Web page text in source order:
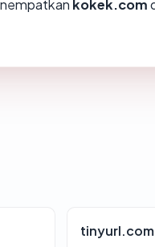
kokek.com
tinyurl.com